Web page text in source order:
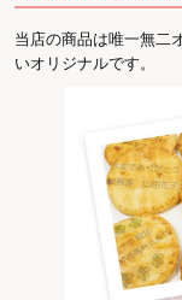
当店の商品は唯一無二
いオリジナルです。